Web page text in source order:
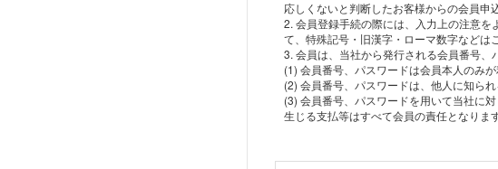
応しくないと判断したお客様からの会員申
2. 会員登録手続の際には、入力上の注意
て、特殊記号・旧漢字・ローマ数字などは
3. 会員は、当社から発行される会員番号
(1) 会員番号、パスワードは会員本人のみ
(2) 会員番号、パスワードは、他人に知ら
(3) 会員番号、パスワードを用いて当社に
生じる支払等はすべて会員の責任となります